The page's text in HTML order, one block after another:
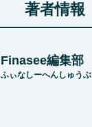
著者情報
Finasee編集部
ふぃなしーへんしゅうぶ